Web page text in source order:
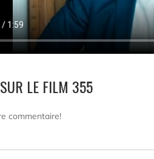
LE FILM 355
commentaire!